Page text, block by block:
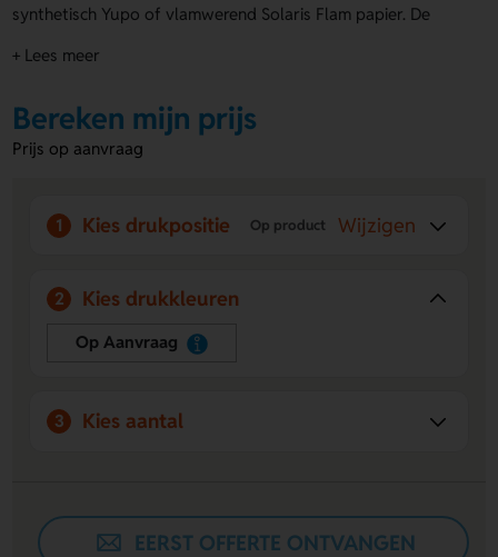
synthetisch Yupo of vlamwerend Solaris Flam papier. De
katoenband en kan volledig in full colour worden bedrukt.
brengen.
Voordelen van de slinger in eigen vorm
zijn met je eigen contour en design.
Keuze uit meerdere materialen
– Selecteer het papier
Kleurrijke bedrukking
zijden in full colour voor maximale zichtbaarheid.
+ Lees meer
Bereken mijn prijs
Prijs op aanvraag
1 Kies drukpositie Op product Wijzigen
2 Kies drukkleuren
Op Aanvraag
3 Kies aantal
EERST OFFERTE ONTVANGEN